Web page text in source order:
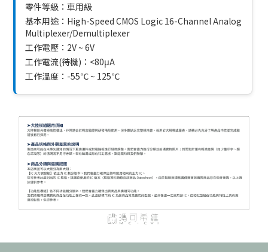
零件等級：車用級
基本用途：High-Speed CMOS Logic 16-Channel Analog
Multiplexer/Demultiplexer
工作電壓：2V ~ 6V
工作電流(待機)：<80μA
工作溫度：-55℃ ~ 125℃